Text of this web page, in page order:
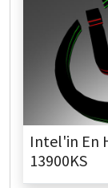
Intel'in En
13900KS